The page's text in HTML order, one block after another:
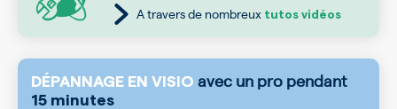
A travers de nombreux tutos vidéos
DÉPANNAGE EN VISIO avec un pro pendant
15 minutes